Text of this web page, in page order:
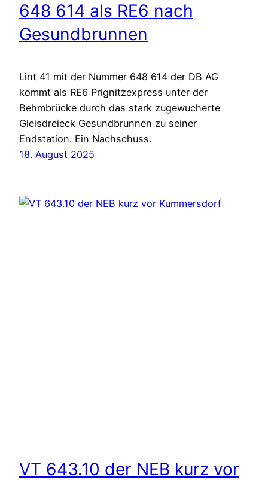
648 614 als RE6 nach
Gesundbrunnen
Lint 41 mit der Nummer 648 614 der DB AG
kommt als RE6 Prignitzexpress unter der
Behmbrücke durch das stark zugewucherte
Gleisdreieck Gesundbrunnen zu seiner
Endstation. Ein Nachschuss.
18. August 2025
VT 643.10 der NEB kurz vor